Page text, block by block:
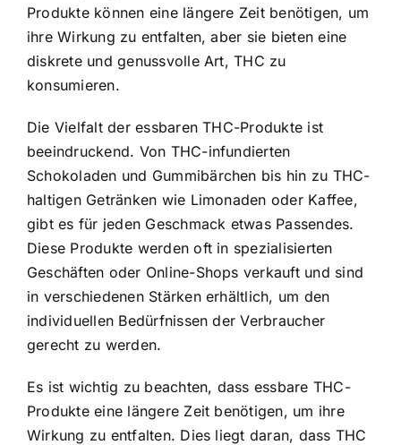
Produkte können eine längere Zeit benötigen, um
ihre Wirkung zu entfalten, aber sie bieten eine
diskrete und genussvolle Art, THC zu
konsumieren.
Die Vielfalt der essbaren THC-Produkte ist
beeindruckend. Von THC-infundierten
Schokoladen und Gummibärchen bis hin zu THC-
haltigen Getränken wie Limonaden oder Kaffee,
gibt es für jeden Geschmack etwas Passendes.
Diese Produkte werden oft in spezialisierten
Geschäften oder Online-Shops verkauft und sind
in verschiedenen Stärken erhältlich, um den
individuellen Bedürfnissen der Verbraucher
gerecht zu werden.
Es ist wichtig zu beachten, dass essbare THC-
Produkte eine längere Zeit benötigen, um ihre
Wirkung zu entfalten. Dies liegt daran, dass THC